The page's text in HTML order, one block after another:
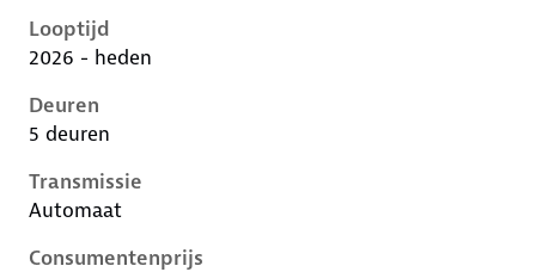
Looptijd
2026 - heden
Deuren
5 deuren
Transmissie
Automaat
Consumentenprijs